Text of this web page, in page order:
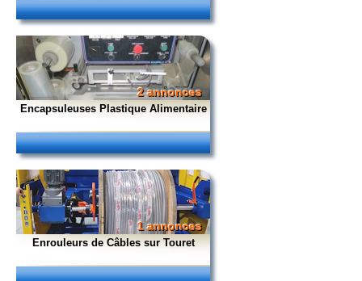
2 annonces
Encapsuleuses Plastique Alimentaire
1 annonces
Enrouleurs de Câbles sur Touret